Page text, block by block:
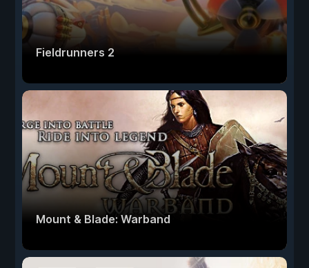
Fieldrunners 2
Mount & Blade: Warband